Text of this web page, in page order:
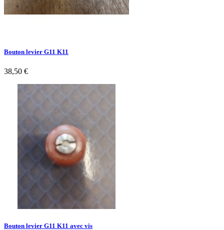
Bouton levier G11 K11
38,50 €
Bouton levier G11 K11 avec vis